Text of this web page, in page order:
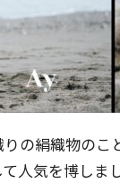
の絹織物のこ
人気を博しま